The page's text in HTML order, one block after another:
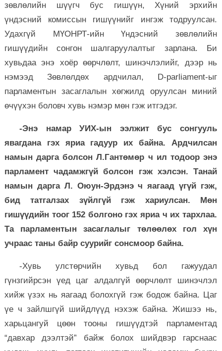
зөвлөлийн шүүгч бус гишүүн, Хүний эрхийн
үндэсний комиссын гишүүнийг ингэж тодруулсан.
Удахгүй МҮОНРТ-ийн Үндэсний зөвлөлийн
гишүүдийн сонгон шалгаруулалтыг зарлана. Би
хувьдаа энэ хоёр өөрчлөлт, шинэчлэлийг, дээр нь
нэмээд Зөвлөлдөх ардчилал, D-parliament-ыг
парламентын засаглалын хөгжилд оруулсан миний
өчүүхэн боловч хувь нэмэр мөн гэж итгэдэг.
-Энэ намар УИХ-ын ээлжит бус сонгууль
явагдана гэх яриа гадуур их байна. Ардчилсан
намын дарга болсон Л.Гантөмөр ч ил тодоор энэ
парламент чадамжгүй болсон гэж хэлсэн. Танай
намын дарга Л. Оюун-Эрдэнэ ч яагаад үгүй гэж,
бид татгалзах зүйлгүй гэж хариулсан. Мөн
гишүүдийн тоог 152 болгоно гэх яриа ч их тархлаа.
Та парламентын засаглалыг төлөөлөх гол хүн
учраас таны байр суурийг сонсмоор байна.
-Хувь улстөрчийн хувьд бол гажуудал
гүнзгийрсэн үед цаг алдалгүй өөрчлөлт шинэчлэл
хийж үзэх нь яагаад болохгүй гэж бодож байна. Цаг
үе ч зайлшгүй шийдлүүд нэхэж байна. Жишээ нь,
харьцангуй цөөн тооны гишүүдтэй парламентад
“давхар дээлтэй” байж болох шийдвэр гарснаас